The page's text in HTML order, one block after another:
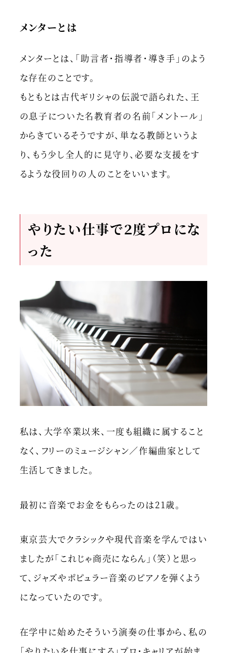
メンターとは
メンターとは、「助言者・指導者・導き手」のよう
な存在のことです。
もともとは古代ギリシャの伝説で語られた、王
の息子についた名教育者の名前「メントール」
からきているそうですが、単なる教師というよ
り、もう少し全人的に見守り、必要な支援をす
るような役回りの人のことをいいます。
やりたい仕事で２度プロにな
った
私は、大学卒業以来、一度も組織に属すること
なく、フリーのミュージシャン／作編曲家として
生活してきました。
最初に音楽でお金をもらったのは21歳。
東京芸大でクラシックや現代音楽を学んではい
ましたが「これじゃ商売にならん」（笑）と思っ
て、ジャズやポピュラー音楽のピアノを弾くよう
になっていたのです。
在学中に始めたそういう演奏の仕事から、私の